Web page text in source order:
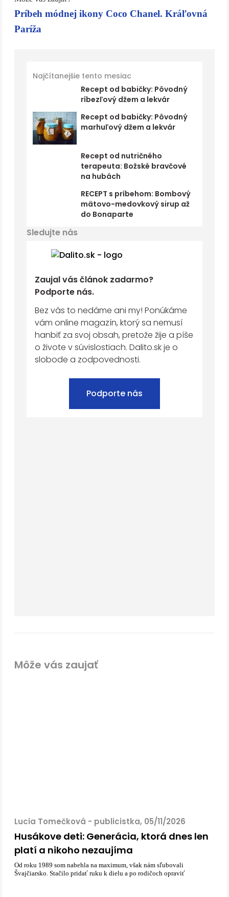
Príbeh módnej ikony Coco Chanel. Kráľovná
Paríža
Najčítanejšie tento mesiac
Recept od babičky: Pôvodný
ríbezľový džem a lekvár
Recept od babičky: Pôvodný
marhuľový džem a lekvár
Recept od nutričného
terapeuta: Božské bravčové
na hubách
RECEPT s príbehom: Bombový
mätovo-medovkový sirup až
do Bonaparte
Sledujte nás
Zaujal vás článok zadarmo?
Podporte nás.
Bez vás to nedáme ani my! Ponúkáme
vám online magazín, ktorý sa nemusí
hanbiť za svoj obsah, pretože žije a píše
o živote v súvislostiach. Dalito.sk je o
slobode a zodpovednosti.
Podporte nás
Môže vás zaujať
Lucia Tomečková - publicistka, 05/11/2026
Husákove deti: Generácia, ktorá dnes len
platí a nikoho nezaujíma
Od roku 1989 som nabehla na maximum, však nám sľubovali
Švajčiarsko. Stačilo pridať ruku k dielu a po rodičoch opraviť